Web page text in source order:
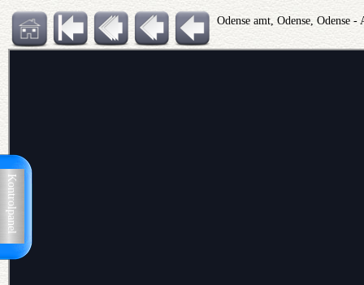
Kontrolpanel
Odense amt, Odense, Odense